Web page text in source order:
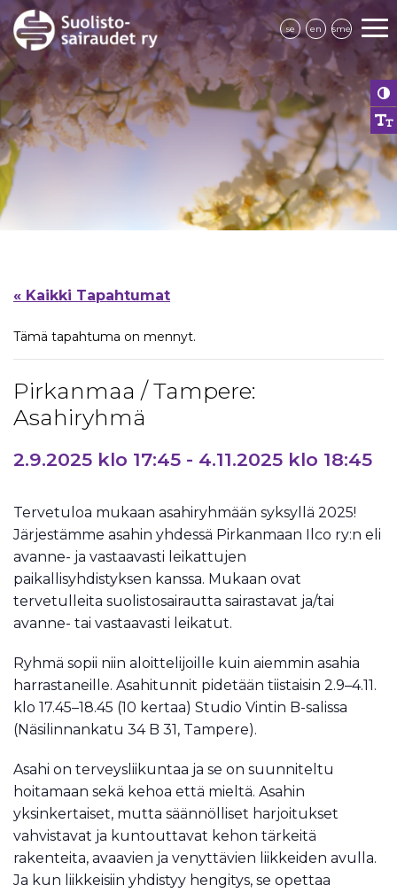
se en sme
« Kaikki Tapahtumat
Tämä tapahtuma on mennyt.
Pirkanmaa / Tampere:
Asahiryhmä
2.9.2025 klo 17:45 - 4.11.2025 klo 18:45
Tervetuloa mukaan asahiryhmään syksyllä 2025!
Järjestämme asahin yhdessä Pirkanmaan Ilco ry:n eli
avanne- ja vastaavasti leikattujen
paikallisyhdistyksen kanssa. Mukaan ovat
tervetulleita suolistosairautta sairastavat ja/tai
avanne- tai vastaavasti leikatut.
Ryhmä sopii niin aloittelijoille kuin aiemmin asahia
harrastaneille. Asahitunnit pidetään tiistaisin 2.9–4.11.
klo 17.45–18.45 (10 kertaa) Studio Vintin B-salissa
(Näsilinnankatu 34 B 31, Tampere).
Asahi on terveysliikuntaa ja se on suunniteltu
hoitamaan sekä kehoa että mieltä. Asahin
yksinkertaiset, mutta säännölliset harjoitukset
vahvistavat ja kuntouttavat kehon tärkeitä
rakenteita, avaavien ja venyttävien liikkeiden avulla.
Ja kun liikkeisiin yhdistyy hengitys, se opettaa